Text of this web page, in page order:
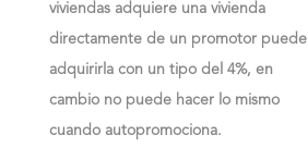
viviendas adquiere una vivienda
directamente de un promotor puede
adquirirla con un tipo del 4%, en
cambio no puede hacer lo mismo
cuando autopromociona.